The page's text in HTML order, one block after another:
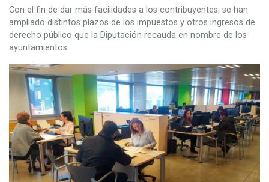
Con el fin de dar más facilidades a los contribuyentes, se han
ampliado distintos plazos de los impuestos y otros ingresos de
derecho público que la Diputación recauda en nombre de los
ayuntamientos